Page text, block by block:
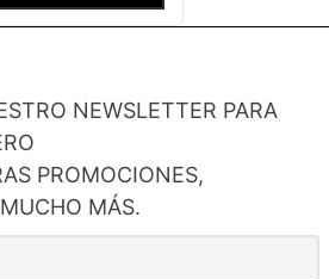
NEWSLETTER PARA
PROMOCIONES,
MÁS.